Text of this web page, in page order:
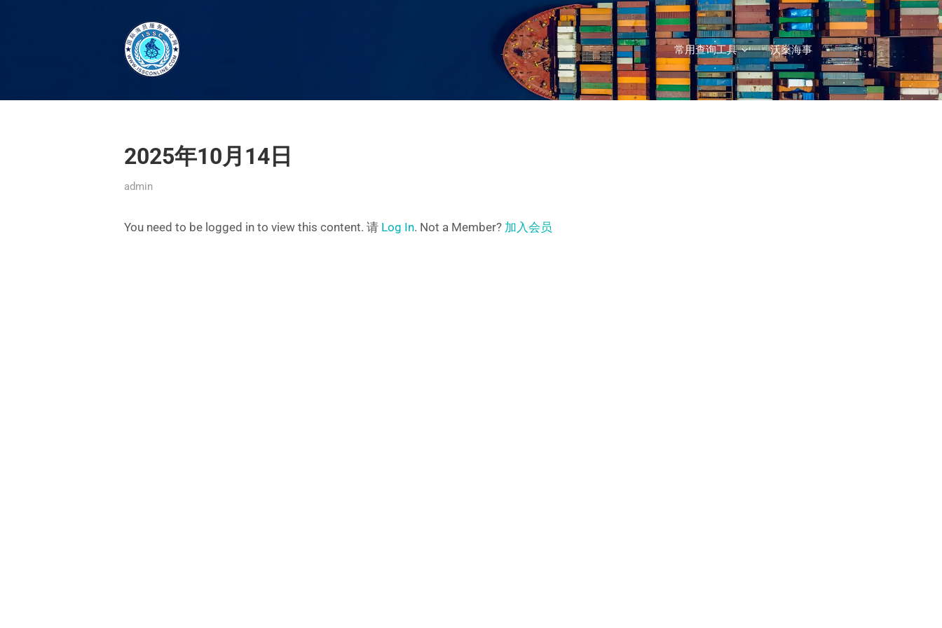
常用查询工具 沃燊海事
2025年10月14日
admin
You need to be logged in to view this content. 请 Log In. Not a Member? 加入会员